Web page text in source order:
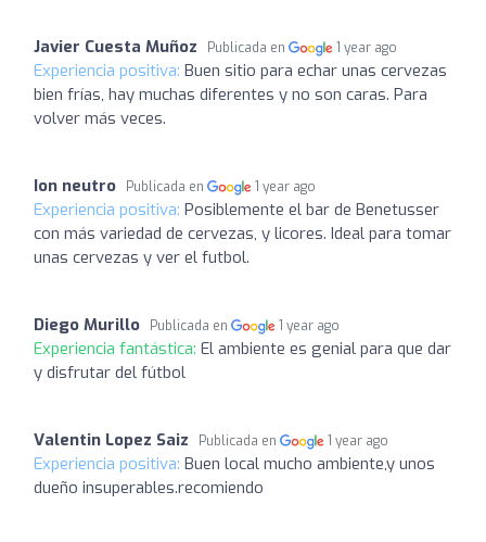
Javier Cuesta Muñoz Publicada en 1 year ago
Experiencia positiva: Buen sitio para echar unas cervezas
bien frías, hay muchas diferentes y no son caras. Para
volver más veces.
Ion neutro Publicada en 1 year ago
Experiencia positiva: Posiblemente el bar de Benetusser
con más variedad de cervezas, y licores. Ideal para tomar
unas cervezas y ver el futbol.
Diego Murillo Publicada en 1 year ago
Experiencia fantástica: El ambiente es genial para que dar
y disfrutar del fútbol
Valentin Lopez Saiz Publicada en 1 year ago
Experiencia positiva: Buen local mucho ambiente,y unos
dueño insuperables.recomiendo